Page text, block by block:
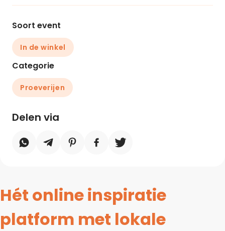
Soort event
In de winkel
Categorie
Proeverijen
Delen via
Hét online inspiratie
platform met lokale